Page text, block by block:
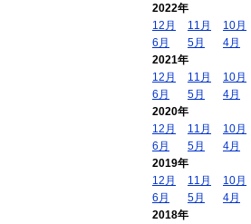
2022年
12月
11月 10月
6月
5月 4月
2021年
12月
11月 10月
6月
5月 4月
2020年
12月
11月 10月
6月
5月 4月
2019年
12月
11月 10月
6月
5月 4月
2018年